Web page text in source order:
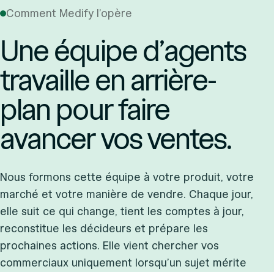
Comment Medify l’opère
Une équipe d’agents
travaille en arrière-
plan pour faire
avancer vos ventes.
Nous formons cette équipe à votre produit, votre
marché et votre manière de vendre. Chaque jour,
elle suit ce qui change, tient les comptes à jour,
reconstitue les décideurs et prépare les
prochaines actions. Elle vient chercher vos
commerciaux uniquement lorsqu’un sujet mérite